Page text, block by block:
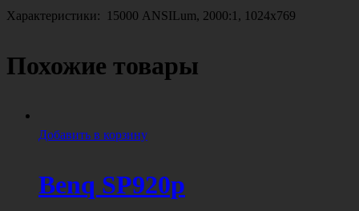
Характеристики: 15000 ANSILum, 2000:1, 1024х769
Похожие товары
Добавить в корзину
Benq SP920p